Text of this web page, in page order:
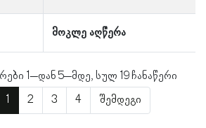
მოკლე აღწერა
1–დან 5–მდე, სულ 19 ჩანაწერი
1 2 3 4 შემდეგი